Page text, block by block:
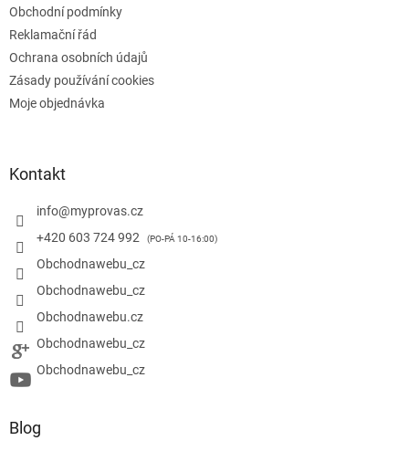
Obchodní podmínky
Reklamační řád
Ochrana osobních údajů
Zásady používání cookies
Moje objednávka
Kontakt
info@myprovas.cz
+420 603 724 992
Obchodnawebu_cz
Obchodnawebu_cz
Obchodnawebu.cz
Obchodnawebu_cz
Obchodnawebu_cz
Blog